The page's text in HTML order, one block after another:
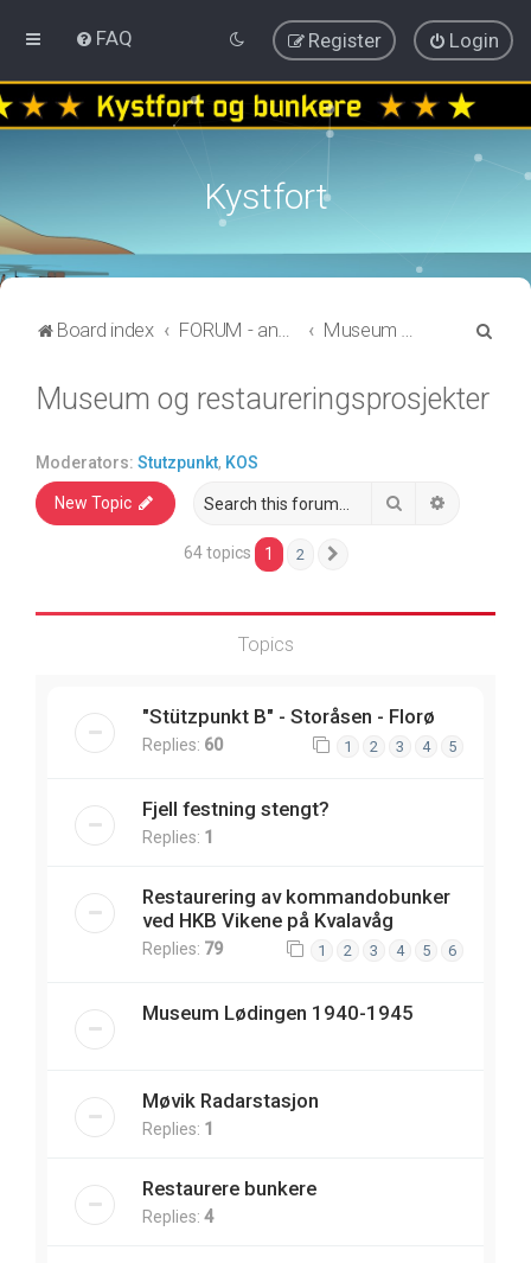
FAQ Login
Register
Kystfort
Board index FORUM - annen informasjon Museum og restaureringsprosjekter
Museum og restaureringsprosjekter
Moderators: Stutzpunkt, KOS
New Topic Search
64 topics 1 2
Topics
"Stützpunkt B" - Storåsen - Florø
Replies: 60 1 2 3 4 5
Fjell festning stengt?
Replies: 1
Restaurering av kommandobunker
ved HKB Vikene på Kvalavåg
Replies: 79 1 2 3 4 5 6
Museum Lødingen 1940-1945
Møvik Radarstasjon
Replies: 1
Restaurere bunkere
Replies: 4